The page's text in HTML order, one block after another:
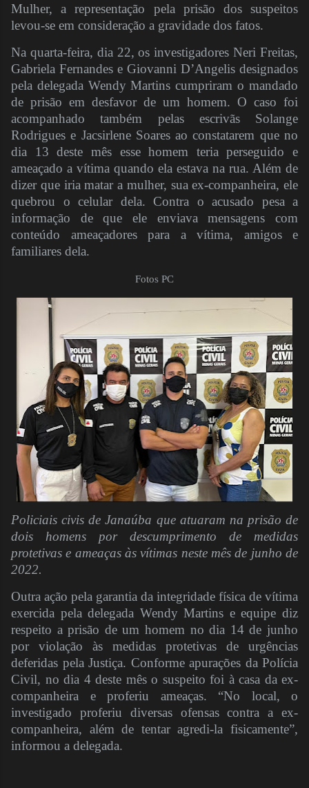
Mulher, a representação pela prisão dos suspeitos
levou-se em consideração a gravidade dos fatos.
Na quarta-feira, dia 22, os investigadores Neri Freitas,
Gabriela Fernandes e Giovanni D’Angelis designados
pela delegada Wendy Martins cumpriram o mandado
de prisão em desfavor de um homem. O caso foi
acompanhado também pelas escrivãs Solange
Rodrigues e Jacsirlene Soares ao constatarem que no
dia 13 deste mês esse homem teria perseguido e
ameaçado a vítima quando ela estava na rua. Além de
dizer que iria matar a mulher, sua ex-companheira, ele
quebrou o celular dela. Contra o acusado pesa a
informação de que ele enviava mensagens com
conteúdo ameaçadores para a vítima, amigos e
familiares dela.
Fotos PC
Policiais civis de Janaúba que atuaram na prisão de
dois homens por descumprimento de medidas
protetivas e ameaças às vítimas neste mês de junho de
2022.
Outra ação pela garantia da integridade física de vítima
exercida pela delegada Wendy Martins e equipe diz
respeito a prisão de um homem no dia 14 de junho
por violação às medidas protetivas de urgências
deferidas pela Justiça. Conforme apurações da Polícia
Civil, no dia 4 deste mês o suspeito foi à casa da ex-
companheira e proferiu ameaças. “No local, o
investigado proferiu diversas ofensas contra a ex-
companheira, além de tentar agredi-la fisicamente”,
informou a delegada.